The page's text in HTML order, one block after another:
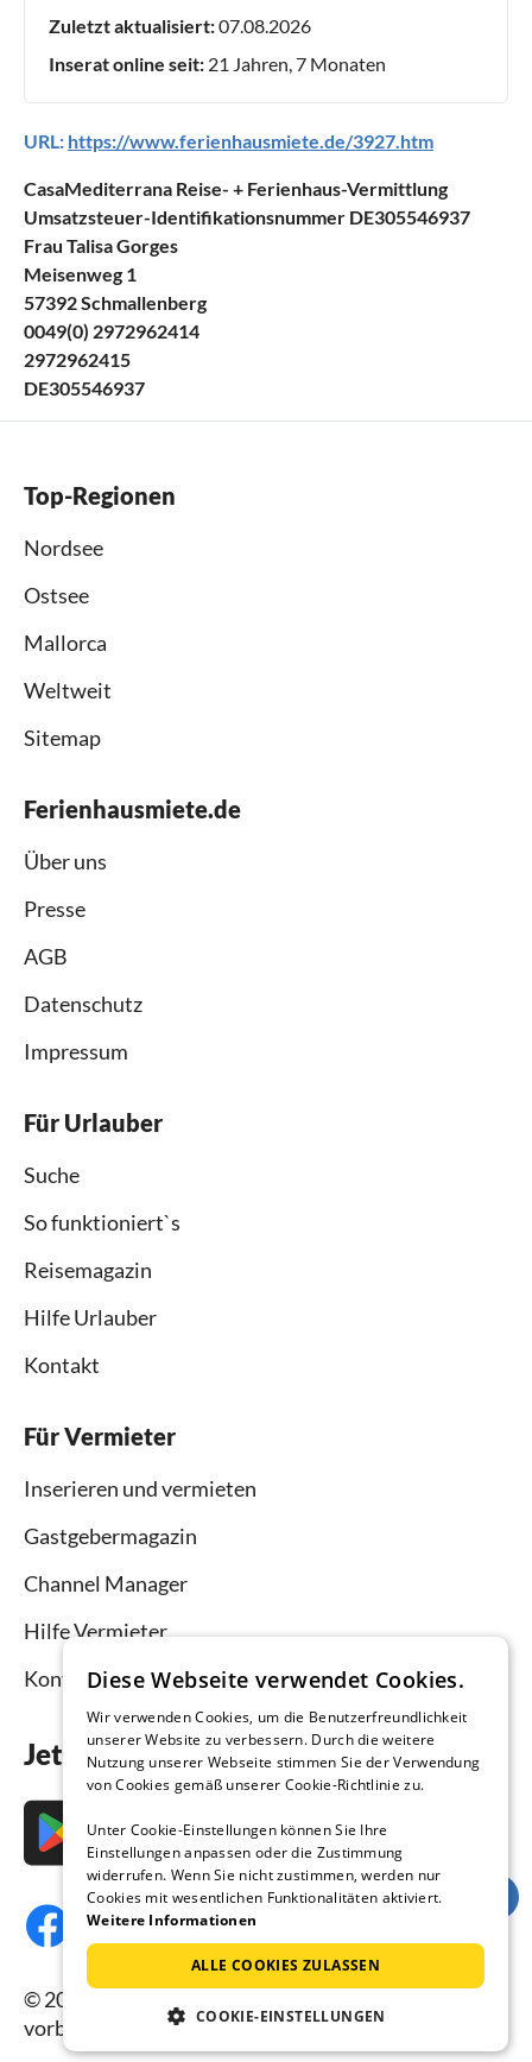
Zuletzt aktualisiert:07.08.2026
Inserat online seit: 21 Jahren, 7 Monaten
URL: https://www.ferienhausmiete.de/3927.htm
CasaMediterrana Reise- + Ferienhaus-Vermittlung
Umsatzsteuer-Identifikationsnummer DE305546937
Frau Talisa Gorges
Meisenweg 1
57392 Schmallenberg
0049(0) 2972962414
2972962415
DE305546937
Top-Regionen
Nordsee
Ostsee
Mallorca
Weltweit
Sitemap
Ferienhausmiete.de
Über uns
Presse
AGB
Datenschutz
Impressum
Für Urlauber
Suche
So funktioniert`s
Reisemagazin
Hilfe Urlauber
Kontakt
Für Vermieter
Inserieren und vermieten
Gastgebermagazin
Channel Manager
Hilfe Vermieter
Kontakt
Jetzt die App downloaden
© 2026 Ferienhausmiete.de, alle Rechte
vorbehalten.
Diese Webseite verwendet Cookies.
Wir verwenden Cookies, um die Benutzerfreundlichkeit
unserer Website zu verbessern. Durch die weitere
Nutzung unserer Webseite stimmen Sie der Verwendung
von Cookies gemäß unserer Cookie-Richtlinie zu.
Unter Cookie-Einstellungen können Sie Ihre
Einstellungen anpassen oder die Zustimmung
widerrufen. Wenn Sie nicht zustimmen, werden nur
Cookies mit wesentlichen Funktionalitäten aktiviert.
Weitere Informationen
ALLE COOKIES ZULASSEN
COOKIE-EINSTELLUNGEN